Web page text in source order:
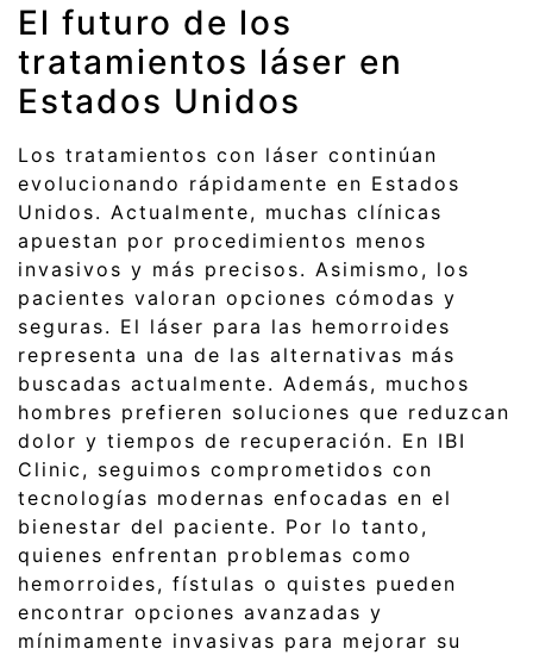
El futuro de los
tratamientos láser en
Estados Unidos
Los tratamientos con láser continúan
evolucionando rápidamente en Estados
Unidos. Actualmente, muchas clínicas
apuestan por procedimientos menos
invasivos y más precisos. Asimismo, los
pacientes valoran opciones cómodas y
seguras. El láser para las hemorroides
representa una de las alternativas más
buscadas actualmente. Además, muchos
hombres prefieren soluciones que reduzcan
dolor y tiempos de recuperación. En IBI
Clinic, seguimos comprometidos con
tecnologías modernas enfocadas en el
bienestar del paciente. Por lo tanto,
quienes enfrentan problemas como
hemorroides, fístulas o quistes pueden
encontrar opciones avanzadas y
mínimamente invasivas para mejorar su